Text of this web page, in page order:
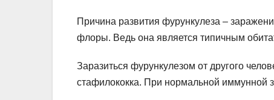
Причина развития фурункулеза –
флоры. Ведь она является типичным
Заразиться фурункулезом от другого
стафилококка. При нормальной иммунной